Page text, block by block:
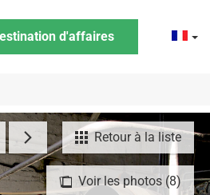
d'affaires
Voir les photos (8)
Retour à la liste